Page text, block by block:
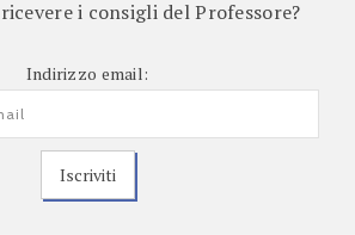
i consigli del Professore?
Indirizzo email: